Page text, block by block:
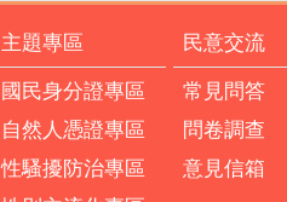
主題專區
國民身分證專區
自然人憑證專區
性騷擾防治專區
民意交流
常見問答
問卷調查
意見信箱